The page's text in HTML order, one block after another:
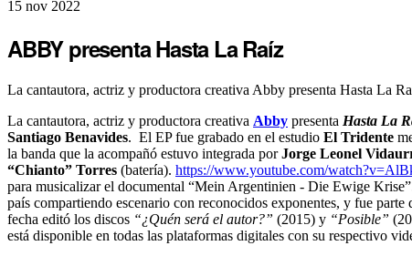
15 nov 2022
ABBY presenta Hasta La Raíz
La cantautora, actriz y productora creativa Abby presenta Hasta La
La cantautora, actriz y productora creativa Abby presenta Hasta La
Santiago Benavides. El EP fue grabado en el estudio El Tridente
la banda que la acompañó estuvo integrada porJorge Leonel
“Chianto” Torres (batería). https://www.youtube.com/
para musicalizar el documental “Mein Argentinien - Die Ewige
país compartiendo escenario con reconocidos exponentes, y fue
fecha editó los discos “¿Quén será el autor?” (2015) y “Posible”
está disponible en todas las plataformas digitales con su respectivo